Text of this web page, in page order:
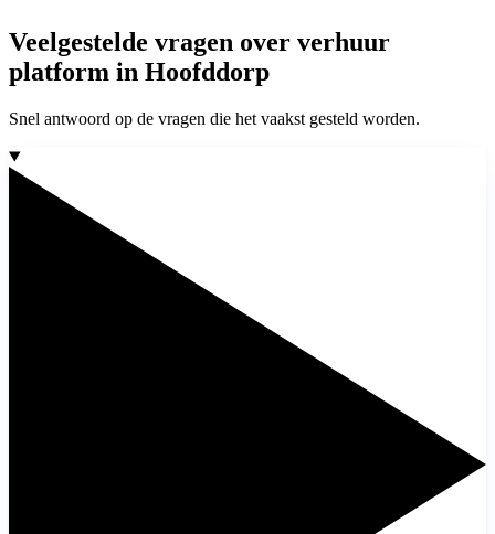
Veelgestelde vragen over verhuur
platform in Hoofddorp
Snel antwoord op de vragen die het vaakst gesteld worden.